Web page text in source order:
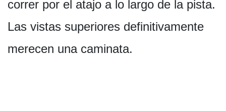
correr por el atajo a lo largo de la pista.
Las vistas superiores definitivamente
merecen una caminata.